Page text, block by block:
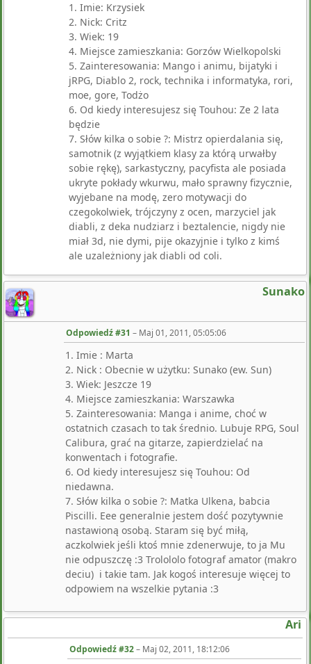
1. Imie: Krzysiek
2. Nick: Critz
3. Wiek: 19
4. Miejsce zamieszkania: Gorzów Wielkopolski
5. Zainteresowania: Mango i animu, bijatyki i
jRPG, Diablo 2, rock, technika i informatyka, rori,
moe, gore, Todżo
6. Od kiedy interesujesz się Touhou: Ze 2 lata
będzie
7. Słów kilka o sobie ?: Mistrz opierdalania się,
samotnik (z wyjątkiem klasy za którą urwałby
sobie rękę), sarkastyczny, pacyfista ale posiada
ukryte pokłady wkurwu, mało sprawny fizycznie,
wyjebane na modę, zero motywacji do
czegokolwiek, trójczyny z ocen, marzyciel jak
diabli, z deka nudziarz i beztalencie, nigdy nie
miał 3d, nie dymi, pije okazyjnie i tylko z kimś
ale uzależniony jak diabli od coli.
Sunako
Odpowiedź #31 – Maj 01, 2011, 05:05:06
1. Imie : Marta
2. Nick : Obecnie w użytku: Sunako (ew. Sun)
3. Wiek: Jeszcze 19
4. Miejsce zamieszkania: Warszawka
5. Zainteresowania: Manga i anime, choć w
ostatnich czasach to tak średnio. Lubuje RPG, Soul
Calibura, grać na gitarze, zapierdzielać na
konwentach i fotografie.
6. Od kiedy interesujesz się Touhou: Od
niedawna.
7. Słów kilka o sobie ?: Matka Ulkena, babcia
Piscilli. Eee generalnie jestem dość pozytywnie
nastawioną osobą. Staram się być miłą,
aczkolwiek jeśli ktoś mnie zdenerwuje, to ja Mu
nie odpuszczę :3 Trolololo fotograf amator (makro
deciu) i takie tam. Jak kogoś interesuje więcej to
odpowiem na wszelkie pytania :3
Ari
Odpowiedź #32– Maj 02, 2011, 18:12:06